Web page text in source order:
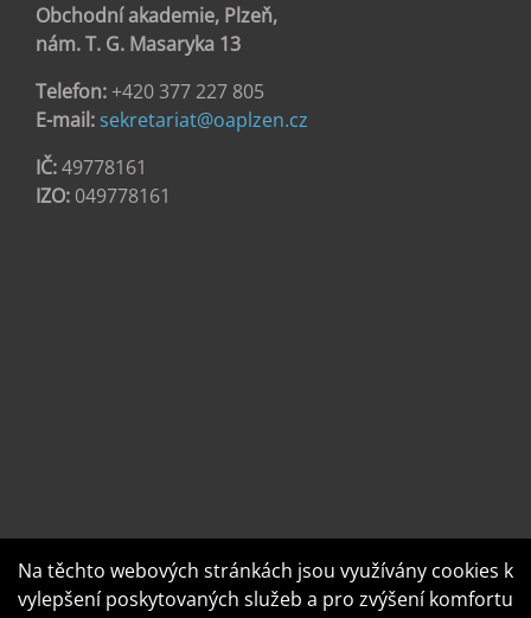
Obchodní akademie, Plzeň,
nám. T. G. Masaryka 13
Telefon: +420 377 227 805
E-mail: sekretariat@oaplzen.cz
IČ:49778161
IZO: 049778161
Na těchto webových stránkách jsou využívány cookies k
vylepšení poskytovaných služeb a pro zvýšení komfortu